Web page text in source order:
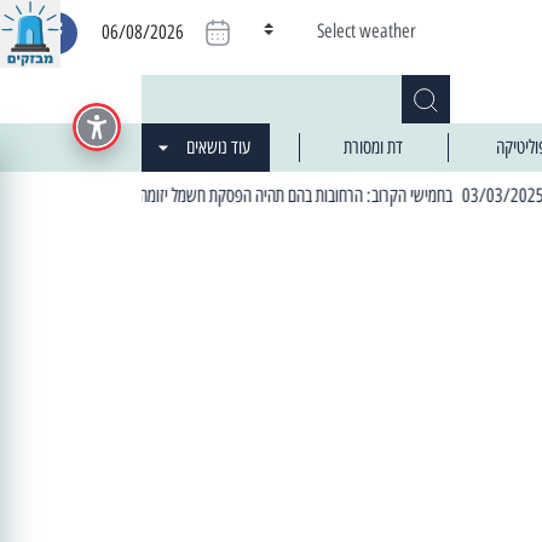
Select weather
06/08/2026
דת ומסורת עוד נושאים
| 06:19 25/03/2024 "מה חדש בעיר": המדור שבו תתעדכנו על כל מה ש... חדש